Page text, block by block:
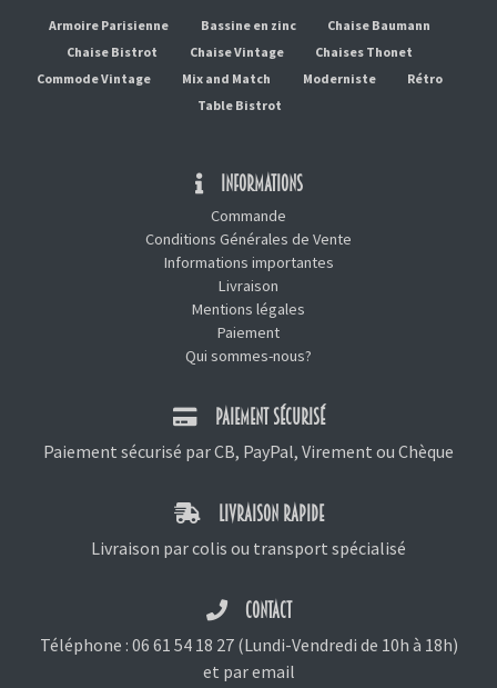
Armoire Parisienne Bassine en zinc
Chaise Baumann
Chaise Bistrot
Chaise Vintage
Chaises Thonet
Commode Vintage
Mix and Match Moderniste
Rétro
Table Bistrot
INFORMATIONS
Commande
Conditions Générales de Vente
Informations importantes
Livraison
Mentions légales
Paiement
Qui sommes-nous?
PAIEMENT SÉCURISÉ
Paiement sécurisé par CB, PayPal, Virement ou Chèque
LIVRAISON RAPIDE
Livraison par colis ou transport spécialisé
CONTACT
Téléphone : 06 61 54 18 27(Lundi-Vendredi de 10h à 18h)
et par email